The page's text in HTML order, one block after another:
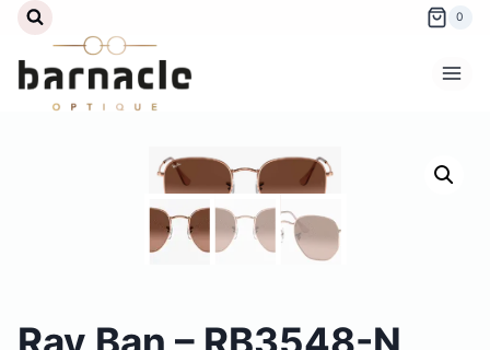
Aller
contenu
0
Ray Ban – RB3548-N